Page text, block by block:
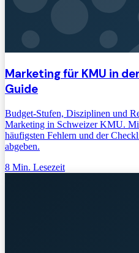
Marketing für KMU in
Guide
Budget-Stufen, Disziplinen und
Marketing in Schweizer KMU.
häufigsten Fehlern und der
abgeben.
8 Min. Lesezeit